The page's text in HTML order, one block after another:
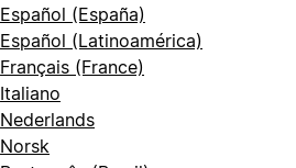
Español (España)
Español (Latinoamérica)
Français (France)
Italiano
Nederlands
Norsk